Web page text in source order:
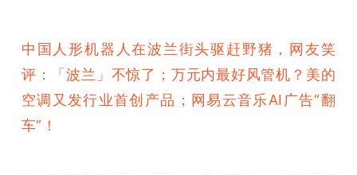
中国人形机器人在波兰街头驱赶野猪，网友笑
评：「波兰」不惊了；万元内最好风管机？美的
空调又发行业首创产品；网易云音乐AI广告“翻
车”！